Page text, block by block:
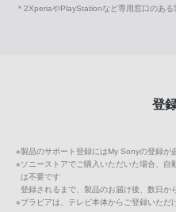
＊2XperiaやPlayStationなど専用窓口のある
登
※製品のサポート登録にはMy Sonyの登録が
※ソニーストアでご購入いただいた場合、自
は不要です
登録されるまで、製品のお届け後、数日か
※ブラビアは、テレビ本体からご登録いただ